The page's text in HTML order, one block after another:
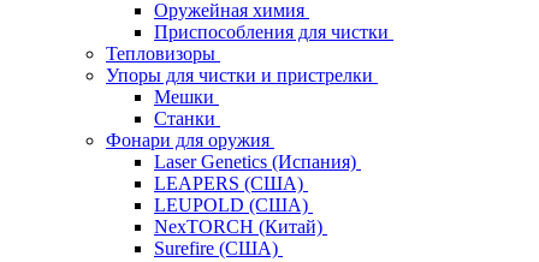
Оружейная химия
Приспособления для чистки
Тепловизоры
Упоры для чистки и пристрелки
Мешки
Станки
Фонари для оружия
Laser Genetics (Испания)
LEAPERS (США)
LEUPOLD (США)
NexTORCH (Китай)
Surefire (США)